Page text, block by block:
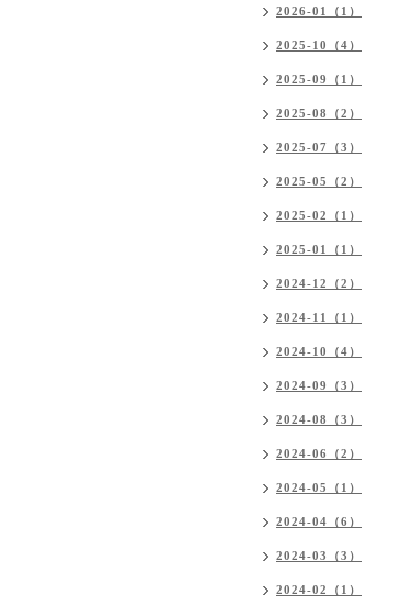
2026-01（1）
2025-10（4）
2025-09（1）
2025-08（2）
2025-07（3）
2025-05（2）
2025-02（1）
2025-01（1）
2024-12（2）
2024-11（1）
2024-10（4）
2024-09（3）
2024-08（3）
2024-06（2）
2024-05（1）
2024-04（6）
2024-03（3）
2024-02（1）